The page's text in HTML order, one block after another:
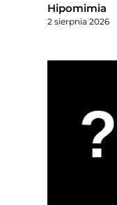
Hipomimia
2 sierpnia 2026